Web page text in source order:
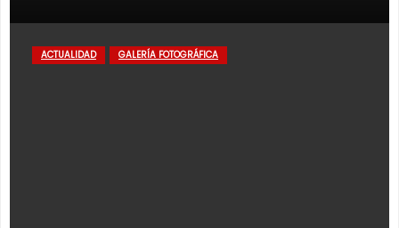
ACTUALIDAD GALERÍA FOTOGRÁFICA